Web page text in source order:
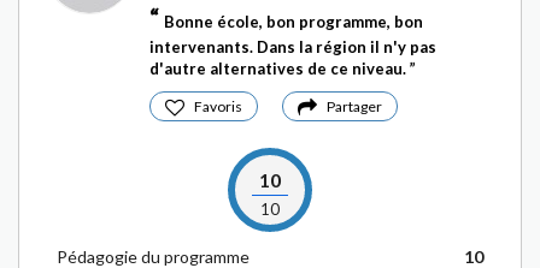
Bonne école, bon programme, bon
intervenants. Dans la région il n'y pas
d'autre alternatives de ce niveau.
Favoris Partager
10
10
Pédagogie du programme
10